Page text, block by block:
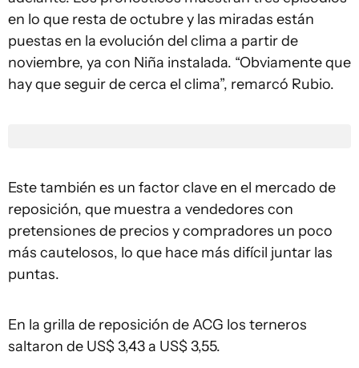
en lo que resta de octubre y las miradas están
puestas en la evolución del clima a partir de
noviembre, ya con Niña instalada. “Obviamente que
hay que seguir de cerca el clima”, remarcó Rubio.
Este también es un factor clave en el mercado de
reposición, que muestra a vendedores con
pretensiones de precios y compradores un poco
más cautelosos, lo que hace más difícil juntar las
puntas.
En la grilla de reposición de ACG los terneros
saltaron de US$ 3,43 a US$ 3,55.